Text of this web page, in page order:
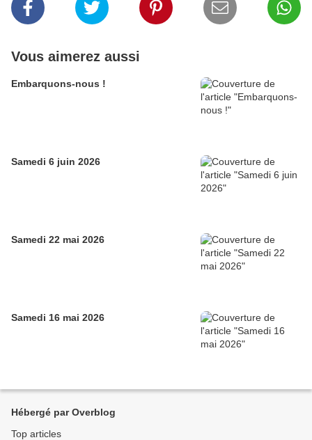
Vous aimerez aussi
Embarquons-nous !
Samedi 6 juin 2026
Samedi 22 mai 2026
Samedi 16 mai 2026
Hébergé par Overblog
Top articles